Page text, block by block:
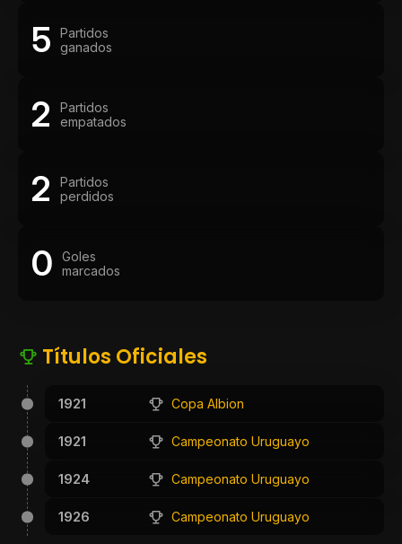
5
Partidos
ganados
2
Partidos
empatados
2
Partidos
perdidos
0
Goles
marcados
Títulos Oficiales
1921 Copa Albion
1921 Campeonato Uruguayo
1924 Campeonato Uruguayo
1926 Campeonato Uruguayo